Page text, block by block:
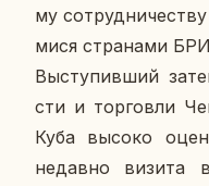
му
ми­ся стра­на­ми
Вы­сту­пив­ший
сти и тор­гов­ли
Куба высоко
недав­но визита